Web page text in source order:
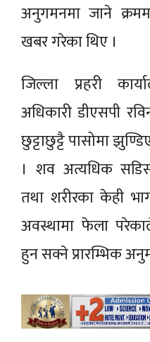
अनुगमनमा जाने
खबर गरेका थिए ।
जिल्ला प्रहरी
अधिकारी डीएसपी
छुट्टाछुट्टै पासोमा
। शव अत्यधिक
तथा शरीरका केही
अवस्थामा फेला
हुन सक्ने प्रारम्भिक